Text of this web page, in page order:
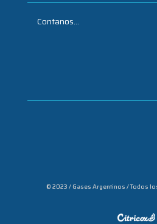
© 2023 / Gases Argentinos / Todos